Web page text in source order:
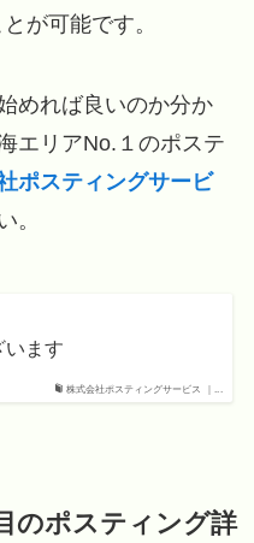
が可能です。
めれば良いのか分か
エリアNo.１のポステ
ポスティングサービ
。
株式会社ポスティングサービス ｜...
います
のポスティング詳